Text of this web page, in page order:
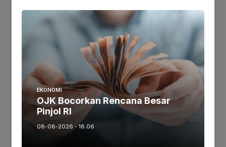
MAJALENGKA
Selasa Ceria Belanja Cuma Cuma Polsek
Cigasong Bagi-bagi Ikan dan Sembako Gratis
Redaksi Februari 23, 2021
EKONOMI
OJK Bocorkan Rencana Besar
Pinjol RI
08-08-2026 - 18.06